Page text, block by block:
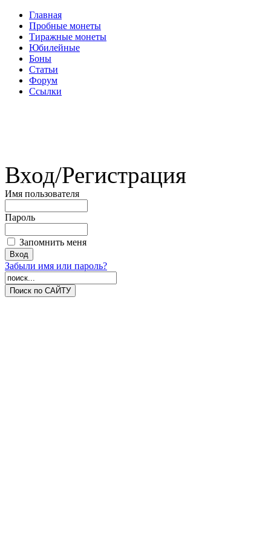
Главная
Пробные монеты
Тиражные монеты
Юбилейные
Боны
Статьи
Форум
Ссылки
Вход/Регистрация
Имя пользователя
Пароль
Запомнить меня
Забыли имя или пароль?